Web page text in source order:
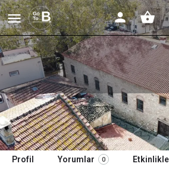
Mudanya - Tirilye Aziz
(Tirilye Kültür
Profil Yorumlar 0